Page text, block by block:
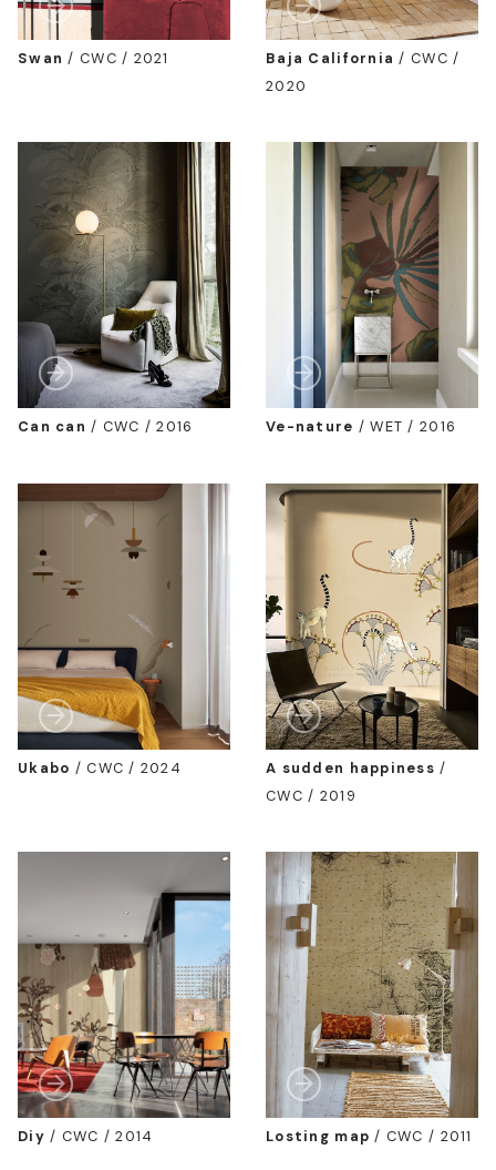
Swan / CWC / 2021 Baja California /CWC /
2020
Can can / CWC / 2016 Ve-nature /WET / 2016
Ukabo /CWC / 2024 A sudden happiness /
CWC / 2019
Diy / CWC / 2014 Losting map / CWC / 2011